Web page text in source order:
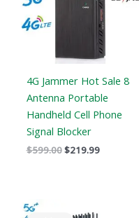
4G Jammer Hot Sale 8
Antenna Portable
Handheld Cell Phone
Signal Blocker
$599.00$219.99